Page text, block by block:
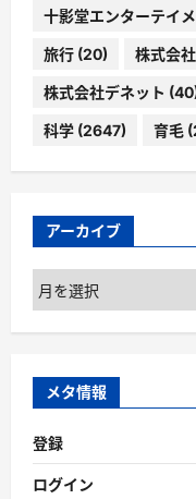
十影堂エンターテイ
旅行 (20) 株式会
株式会社デネット
科学 (2647) 育毛
アーカイブ
ア
ー
カ
ブ
メタ情報
登録
ログイン